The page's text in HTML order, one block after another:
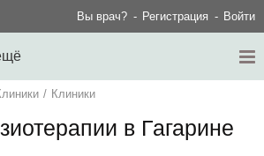
Вы врач? Регистрация Войти
/ Клиники
в Гагарине